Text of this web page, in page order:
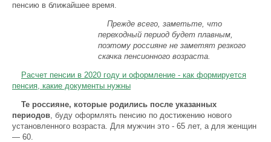
пенсию в ближайшее время.
Прежде всего, заметьте, что
переходный период будет плавным,
поэтому россияне не заметят резкого
скачка пенсионного возраста.
Расчет пенсии в 2020 году и оформление - как формируется
пенсия, какие документы нужны
Те россияне, которые родились после указанных
периодов, буду оформлять пенсию по достижению нового
установленного возраста. Для мужчин это - 65 лет, а для женщин
— 60.